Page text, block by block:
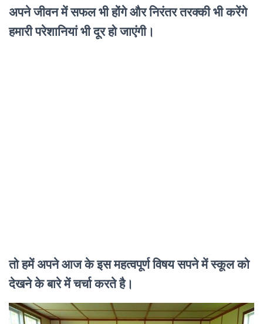
अपने जीवन में सफल भी होंगे और निरंतर तरक्की भी करेंगे
हमारी परेशानियां भी दूर हो जाएंगी।
तो हमें अपने आज के इस महत्वपूर्ण विषय सपने में स्कूल को
देखने के बारे में चर्चा करते है।